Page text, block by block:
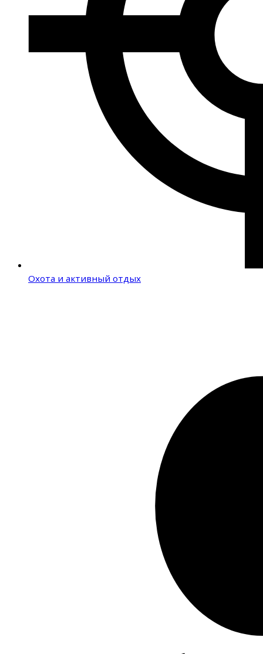
Охота и активный отдых